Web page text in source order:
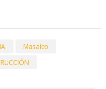
Masaico